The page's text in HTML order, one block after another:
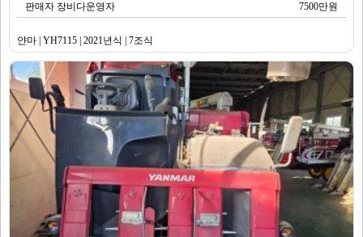
판매자 장비다운영자 7500만원
얀마 | YH7115 | 2021년식 | 7조식